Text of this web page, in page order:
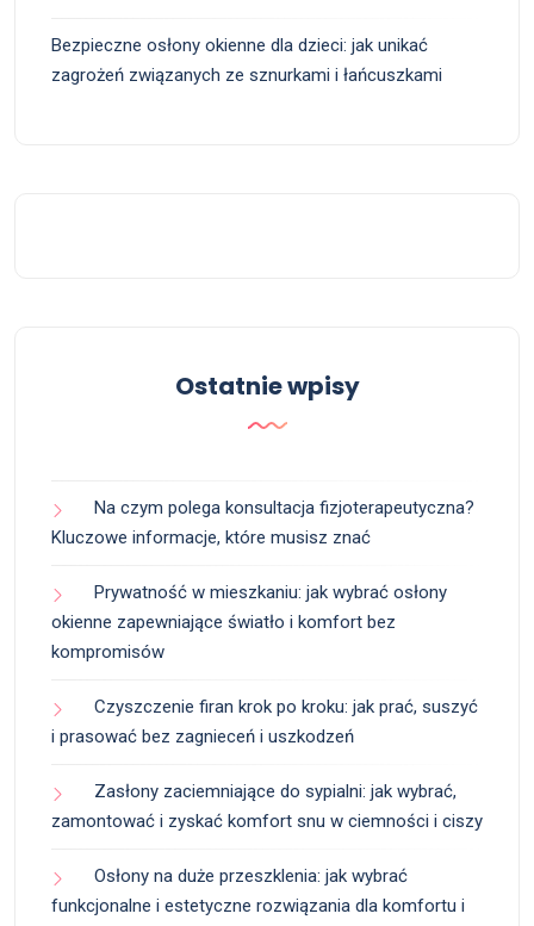
Bezpieczne osłony okienne dla dzieci: jak unikać
zagrożeń związanych ze sznurkami i łańcuszkami
Ostatnie wpisy
Na czym polega konsultacja fizjoterapeutyczna?
Kluczowe informacje, które musisz znać
Prywatność w mieszkaniu: jak wybrać osłony
okienne zapewniające światło i komfort bez
kompromisów
Czyszczenie firan krok po kroku: jak prać, suszyć
i prasować bez zagnieceń i uszkodzeń
Zasłony zaciemniające do sypialni: jak wybrać,
zamontować i zyskać komfort snu w ciemności i ciszy
Osłony na duże przeszklenia: jak wybrać
funkcjonalne i estetyczne rozwiązania dla komfortu i